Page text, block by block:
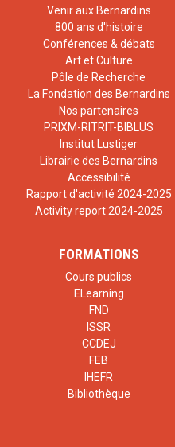
Venir aux Bernardins
800 ans d'histoire
Conférences & débats
Art et Culture
Pôle de Recherche
La Fondation des Bernardins
Nos partenaires
PRIXM-RITRIT-BIBLUS
Institut Lustiger
Librairie des Bernardins
Accessibilité
Rapport d'activité 2024-2025
Activity report 2024-2025
FORMATIONS
Cours publics
ELearning
FND
ISSR
CCDEJ
FEB
IHEFR
Bibliothèque